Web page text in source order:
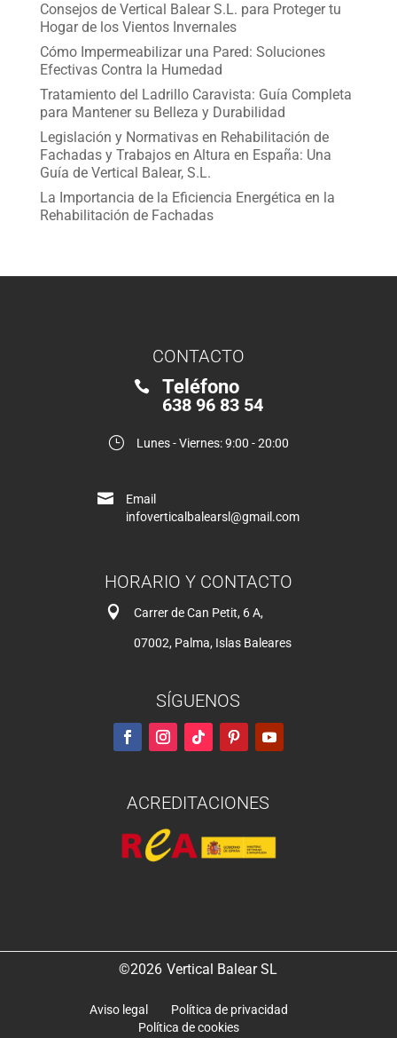
Consejos de Vertical Balear S.L. para Proteger tu
Hogar de los Vientos Invernales
Cómo Impermeabilizar una Pared: Soluciones
Efectivas Contra la Humedad
Tratamiento del Ladrillo Caravista: Guía Completa
para Mantener su Belleza y Durabilidad
Legislación y Normativas en Rehabilitación de
Fachadas y Trabajos en Altura en España: Una
Guía de Vertical Balear, S.L.
La Importancia de la Eficiencia Energética en la
Rehabilitación de Fachadas
CONTACTO
 Teléfono
638 96 83 54
} Lunes - Viernes: 9:00 - 20:00

Email
infoverticalbalearsl@gmail.com
HORARIO Y CONTACTO
 Carrer de Can Petit, 6 A,
07002, Palma, Islas Baleares
SÍGUENOS
ACREDITACIONES
©2026 Vertical Balear SL
Aviso legal
Política de privacidad
Política de cookies